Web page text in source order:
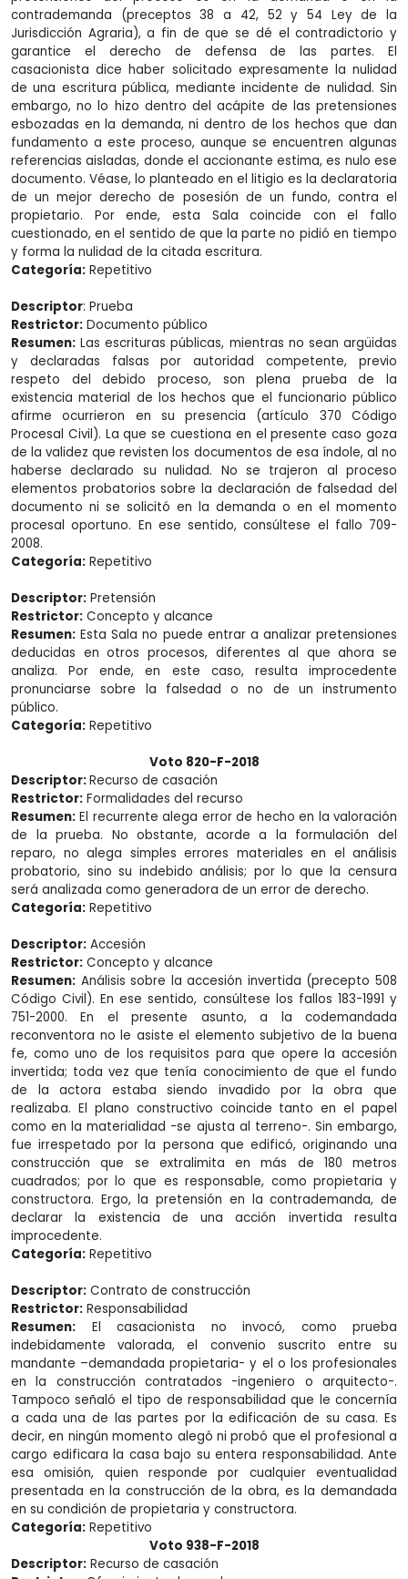
contrademanda (preceptos 38 a 42, 52 y 54 Ley de la
Jurisdicción Agraria), a fin de que se dé el contradictorio y
garantice el derecho de defensa de las partes. El
casacionista dice haber solicitado expresamente la nulidad
de una escritura pública, mediante incidente de nulidad. Sin
embargo, no lo hizo dentro del acápite de las pretensiones
esbozadas en la demanda, ni dentro de los hechos que dan
fundamento a este proceso, aunque se encuentren algunas
referencias aisladas, donde el accionante estima, es nulo ese
documento. Véase, lo planteado en el litigio es la declaratoria
de un mejor derecho de posesión de un fundo, contra el
propietario. Por ende, esta Sala coincide con el fallo
cuestionado, en el sentido de que la parte no pidió en tiempo
y forma la nulidad de la citada escritura.
Categoría: Repetitivo
Descriptor: Prueba
Restrictor: Documento público
Resumen: Las escrituras públicas, mientras no sean argüidas
y declaradas falsas por autoridad competente, previo
respeto del debido proceso, son plena prueba de la
existencia material de los hechos que el funcionario público
afirme ocurrieron en su presencia (artículo 370 Código
Procesal Civil). La que se cuestiona en el presente caso goza
de la validez que revisten los documentos de esa índole, al no
haberse declarado su nulidad. No se trajeron al proceso
elementos probatorios sobre la declaración de falsedad del
documento ni se solicitó en la demanda o en el momento
procesal oportuno. En ese sentido, consúltese el fallo 709-
2008.
Categoría: Repetitivo
Descriptor: Pretensión
Restrictor: Concepto y alcance
Resumen: Esta Sala no puede entrar a analizar pretensiones
deducidas en otros procesos, diferentes al que ahora se
analiza. Por ende, en este caso, resulta improcedente
pronunciarse sobre la falsedad o no de un instrumento
público.
Categoría: Repetitivo
Voto 820-F-2018
Descriptor:Recurso de casación
Restrictor: Formalidades del recurso
Resumen: El recurrente alega error de hecho en la valoración
de la prueba. No obstante, acorde a la formulación del
reparo, no alega simples errores materiales en el análisis
probatorio, sino su indebido análisis; por lo que la censura
será analizada como generadora de un error de derecho.
Categoría: Repetitivo
Descriptor: Accesión
Restrictor: Concepto y alcance
Resumen: Análisis sobre la accesión invertida (precepto 508
Código Civil). En ese sentido, consúltese los fallos 183-1991 y
751-2000. En el presente asunto, a la codemandada
reconventora no le asiste el elemento subjetivo de la buena
fe, como uno de los requisitos para que opere la accesión
invertida; toda vez que tenía conocimiento de que el fundo
de la actora estaba siendo invadido por la obra que
realizaba. El plano constructivo coincide tanto en el papel
como en la materialidad -se ajusta al terreno-. Sin embargo,
fue irrespetado por la persona que edificó, originando una
construcción que se extralimita en más de 180 metros
cuadrados; por lo que es responsable, como propietaria y
constructora. Ergo, la pretensión en la contrademanda, de
declarar la existencia de una acción invertida resulta
improcedente.
Categoría: Repetitivo
Descriptor: Contrato de construcción
Restrictor: Responsabilidad
Resumen: El casacionista no invocó, como prueba
indebidamente valorada, el convenio suscrito entre su
mandante –demandada propietaria- y el o los profesionales
en la construcción contratados -ingeniero o arquitecto-.
Tampoco señaló el tipo de responsabilidad que le concernía
a cada una de las partes por la edificación de su casa. Es
decir, en ningún momento alegó ni probó que el profesional a
cargo edificara la casa bajo su entera responsabilidad. Ante
esa omisión, quien responde por cualquier eventualidad
presentada en la construcción de la obra, es la demandada
en su condición de propietaria y constructora.
Categoría: Repetitivo
Voto 938-F-2018
Descriptor: Recurso de casación